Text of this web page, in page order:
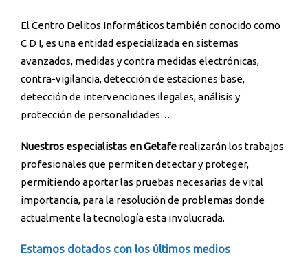
El Centro Delitos Informáticos también conocido como
C D I, es una entidad especializada en sistemas
avanzados, medidas y contra medidas electrónicas,
contra-vigilancia, detección de estaciones base,
detección de intervenciones ilegales, análisis y
protección de personalidades…
Nuestros especialistas en Getafe realizarán los trabajos
profesionales que permiten detectar y proteger,
permitiendo aportar las pruebas necesarias de vital
importancia, para la resolución de problemas donde
actualmente la tecnología esta involucrada.
Estamos dotados con los últimos medios